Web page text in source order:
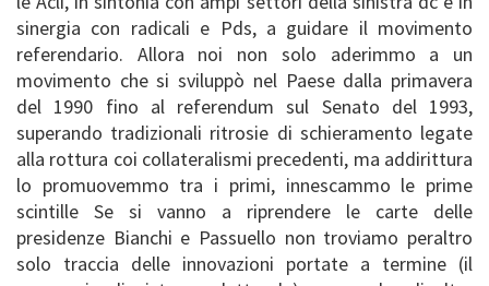
sinergia con radicali e Pds, a guidare il movimento
referendario. Allora noi non solo aderimmo a un
movimento che si sviluppò nel Paese dalla primavera
del 1990 fino al referendum sul Senato del 1993,
superando tradizionali ritrosie di schieramento legate
alla rottura coi collateralismi precedenti, ma addirittura
lo promuovemmo tra i primi, innescammo le prime
scintille Se si vanno a riprendere le carte delle
presidenze Bianchi e Passuello non troviamo peraltro
solo traccia delle innovazioni portate a termine (il